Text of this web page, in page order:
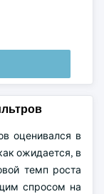
оценивался в
ожидается, в
темп роста
спросом на